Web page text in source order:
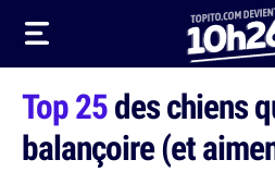
Top 25des chiens
balançoire (et